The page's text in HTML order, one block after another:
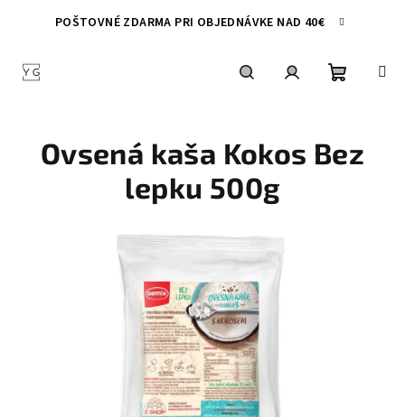
POŠTOVNÉ ZDARMA PRI OBJEDNÁVKE NAD 40€
košík
Ovsená kaša Kokos Bez
lepku 500g